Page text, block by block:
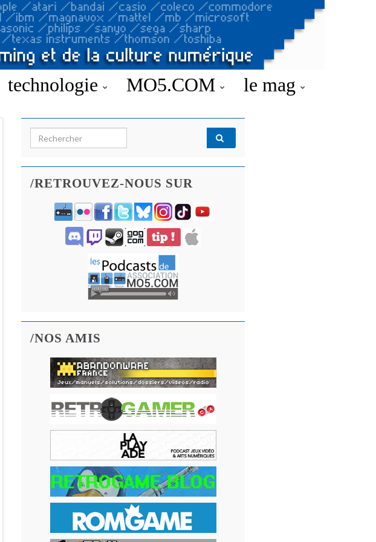
technologie MO5.COM le mag
Search for:
/RETROUVEZ-NOUS SUR
/NOS AMIS